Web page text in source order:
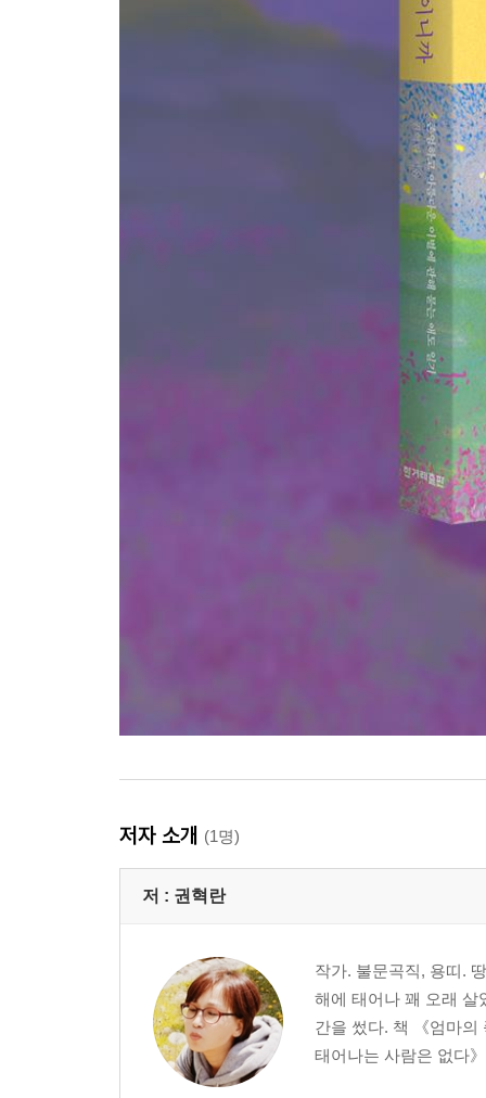
저자 소개 (1명)
저 : 권혁란
작가. 불문곡직, 용띠.
해에 태어나 꽤 오래 살
간을 썼다. 책 《엄마
태어나는 사람은 없다